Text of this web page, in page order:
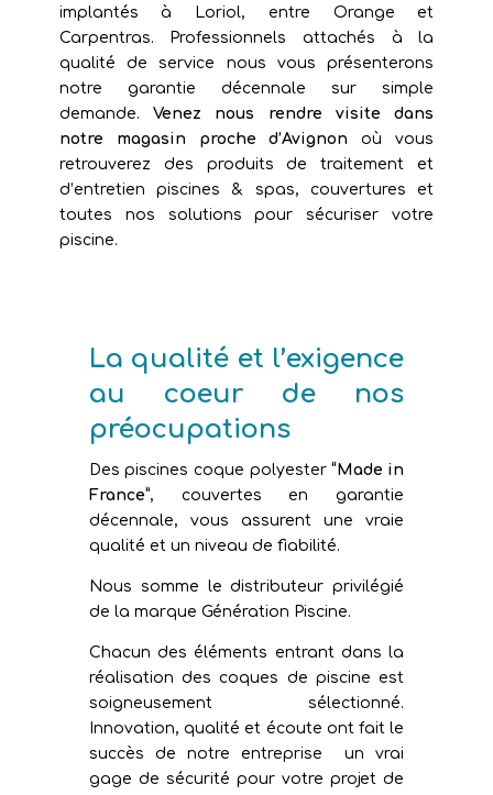
implantés à Loriol, entre Orange et
Carpentras. Professionnels attachés à la
qualité de service nous vous présenterons
notre garantie décennale sur simple
demande.Venez nous rendre visite dans
notre magasin proche d’Avignonoù vous
retrouverez des produits de traitement et
d’entretien piscines & spas, couvertures et
toutes nos solutions pour sécuriser votre
piscine.
La qualité et l’exigence
au coeur de nos
préocupations
Des piscines coque polyester“Made in
France”, couvertes en garantie
décennale, vous assurent une vraie
qualité et un niveau de fiabilité.
Nous somme le distributeur privilégié
de la marque Génération Piscine.
Chacun des éléments entrant dans la
réalisation des coques de piscine est
soigneusement sélectionné.
Innovation, qualité et écoute ont fait le
succès de notre entreprise un vrai
gage de sécurité pour votre projet de